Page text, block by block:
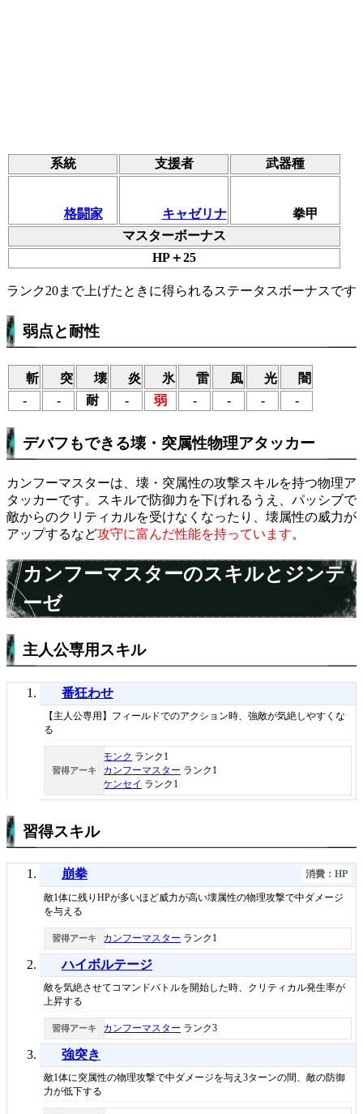
系統 支援者 武器種
格闘家 キャゼリナ
拳甲
マスターボーナス
HP＋25
ランク20まで上げたときに得られるステータスボーナスです
弱点と耐性
斬 突 壊 炎 氷 雷 風 光
闇
-
- 耐 - 弱 - - - -
デバフもできる壊・突属性物理アタッカー
カンフーマスターは、壊・突属性の攻撃スキルを持つ物理ア
タッカーです。スキルで防御力を下げれるうえ、パッシブで
敵からのクリティカルを受けなくなったり、壊属性の威力が
アップするなど攻守に富んだ性能を持っています。
カンフーマスターのスキルとジンテ
ーゼ
主人公専用スキル
番狂わせ
【主人公専用】フィールドでのアクション時、強敵が気絶しやすくな
る
習得アーキ
モンク ランク1
カンフーマスター ランク1
ケンセイ ランク1
習得スキル
崩拳 消費：HP
敵1体に残りHPが多いほど威力が高い壊属性の物理攻撃で中ダメージ
を与える
習得アーキ カンフーマスター ランク1
ハイボルテージ
敵を気絶させてコマンドバトルを開始した時、クリティカル発生率が
上昇する
習得アーキ カンフーマスター ランク3
強突き
敵1体に突属性の物理攻撃で中ダメージを与え3ターンの間、敵の防御
力が低下する